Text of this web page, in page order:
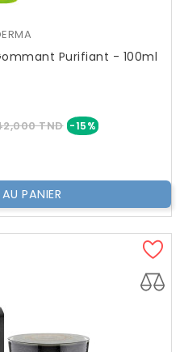
Purifiant - 100ml
TND -15%Prix
PANIER